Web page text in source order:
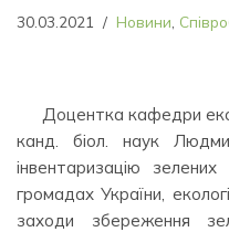
30.03.2021 Новини
Доцентка кафедри
канд. біол. наук
інвентаризацію
громадах України,
заходи збереження